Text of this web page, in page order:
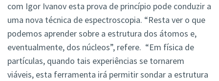
com Igor Ivanov esta prova de princípio pode conduzir a
uma nova técnica de espectroscopia. “Resta ver o que
podemos aprender sobre a estrutura dos átomos e,
eventualmente, dos núcleos”, refere. “Em física de
partículas, quando tais experiências se tornarem
viáveis, esta ferramenta irá permitir sondar a estrutura